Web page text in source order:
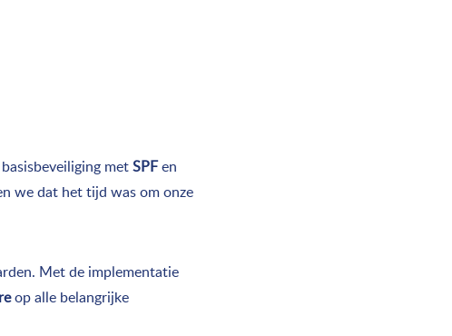
metSPFen
we dat het tijd was om onze
Met de implementatie
op alle belangrijke